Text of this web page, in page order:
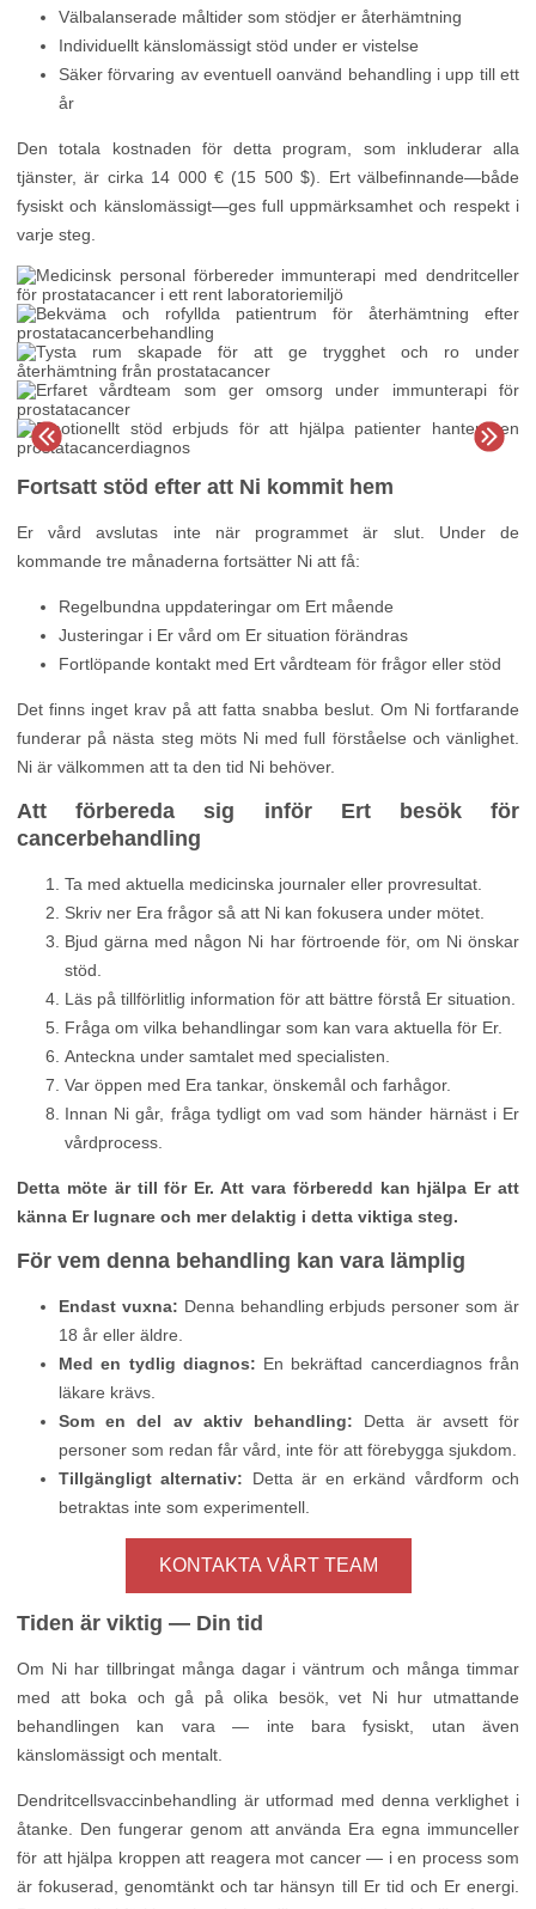
Välbalanserade måltider som stödjer er återhämtning
Individuellt känslomässigt stöd under er vistelse
Säker förvaring av eventuell oanvänd behandling i upp till ett
år
Den totala kostnaden för detta program, som inkluderar alla
tjänster, är cirka 14 000 € (15 500 $). Ert välbefinnande—både
fysiskt och känslomässigt—ges full uppmärksamhet och respekt i
varje steg.
Fortsatt stöd efter att Ni kommit hem
Er vård avslutas inte när programmet är slut. Under de
kommande tre månaderna fortsätter Ni att få:
Regelbundna uppdateringar om Ert mående
Justeringar i Er vård om Er situation förändras
Fortlöpande kontakt med Ert vårdteam för frågor eller stöd
Det finns inget krav på att fatta snabba beslut. Om Ni fortfarande
funderar på nästa steg möts Ni med full förståelse och vänlighet.
Ni är välkommen att ta den tid Ni behöver.
Att förbereda sig inför Ert besök för
cancerbehandling
Ta med aktuella medicinska journaler eller provresultat.
Skriv ner Era frågor så att Ni kan fokusera under mötet.
Bjud gärna med någon Ni har förtroende för, om Ni önskar
stöd.
Läs på tillförlitlig information för att bättre förstå Er situation.
Fråga om vilka behandlingar som kan vara aktuella för Er.
Anteckna under samtalet med specialisten.
Var öppen med Era tankar, önskemål och farhågor.
Innan Ni går, fråga tydligt om vad som händer härnäst i Er
vårdprocess.
Detta möte är till för Er. Att vara förberedd kan hjälpa Er att
känna Er lugnare och mer delaktig i detta viktiga steg.
För vem denna behandling kan vara lämplig
Endast vuxna: Denna behandling erbjuds personer som är
18 år eller äldre.
Med en tydlig diagnos: En bekräftad cancerdiagnos från
läkare krävs.
Som en del av aktiv behandling: Detta är avsett för
personer som redan får vård, inte för att förebygga sjukdom.
Tillgängligt alternativ: Detta är en erkänd vårdform och
betraktas inte som experimentell.
KONTAKTA VÅRT TEAM
Tiden är viktig — Din tid
Om Ni har tillbringat många dagar i väntrum och många timmar
med att boka och gå på olika besök, vet Ni hur utmattande
behandlingen kan vara — inte bara fysiskt, utan även
känslomässigt och mentalt.
Dendritcellsvaccinbehandling är utformad med denna verklighet i
åtanke. Den fungerar genom att använda Era egna immunceller
för att hjälpa kroppen att reagera mot cancer — i en process som
är fokuserad, genomtänkt och tar hänsyn till Er tid och Er energi.